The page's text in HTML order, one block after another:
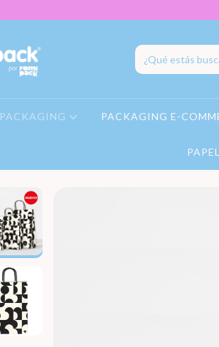
PACKAGING PACKAGING E-